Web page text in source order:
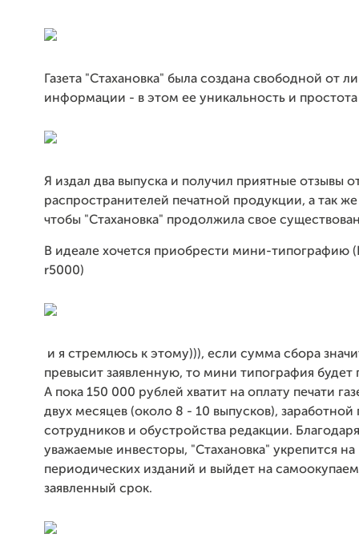
Газета "Стахановка" была создана свободной от
информации - в этом ее уникальность и простота
Я издал два выпуска и получил приятные отзывы
распространителей печатной продукции, а так
чтобы "Стахановка" продолжила свое
В идеале хочется приобрести мини-типографию
r5000)
и я стремлюсь к этому))), если сумма сбора
превысит заявленную, то мини типография будет
А пока 150 000 рублей хватит на оплату печати
двух месяцев (около 8 - 10 выпусков), заработной
сотрудников и обустройства редакции.
уважаемые инвесторы, "Стахановка" укрепится
периодических изданий и выйдет на
заявленный срок.